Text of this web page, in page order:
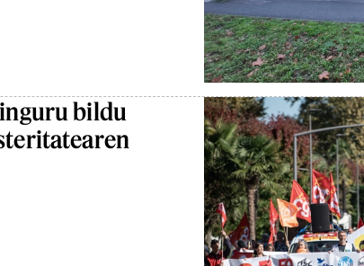
bildu